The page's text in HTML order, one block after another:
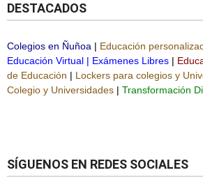
DESTACADOS
Colegios en Ñuñoa | Educación
Educación Virtual | Exámenes Libres |
de Educación | Lockers para colegios y
Colegio y Universidades | Transformación
SÍGUENOS EN REDES SOCIALES